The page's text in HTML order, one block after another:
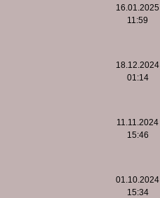
16.01.2025
11:59
18.12.2024
01:14
11.11.2024
15:46
01.10.2024
15:34